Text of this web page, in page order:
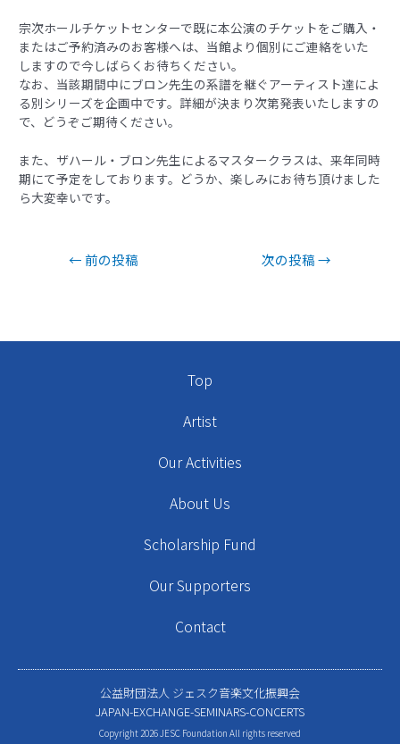
宗次ホールチケットセンターで既に本公演のチケットをご購入・
またはご予約済みのお客様へは、当館より個別にご連絡をいた
しますので今しばらくお待ちください。
なお、当該期間中にブロン先生の系譜を継ぐアーティスト達によ
る別シリーズを企画中です。詳細が決まり次第発表いたしますの
で、どうぞご期待ください。
また、ザハール・ブロン先生によるマスタークラスは、来年同時
期にて予定をしております。どうか、楽しみにお待ち頂けました
ら大変幸いです。
← 前の投稿 次の投稿→
Top
Artist
Our Activities
About Us
Scholarship Fund
Our Supporters
Contact
公益財団法人 ジェスク音楽文化振興会
JAPAN-EXCHANGE-SEMINARS-CONCERTS
Copyright 2026 JESC Foundation All rights reserved